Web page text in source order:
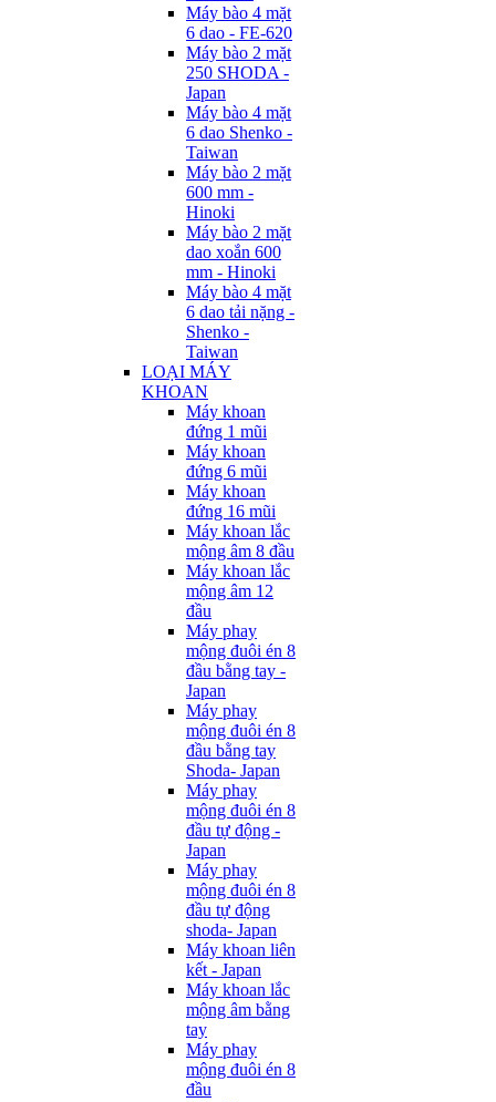
Máy bào 4 mặt
6 dao - FE-620
Máy bào 2 mặt
250 SHODA -
Japan
Máy bào 4 mặt
6 dao Shenko -
Taiwan
Máy bào 2 mặt
600 mm -
Hinoki
Máy bào 2 mặt
dao xoắn 600
mm - Hinoki
Máy bào 4 mặt
6 dao tải nặng -
Shenko -
Taiwan
LOẠI MÁY
KHOAN
Máy khoan
đứng 1 mũi
Máy khoan
đứng 6 mũi
Máy khoan
đứng 16 mũi
Máy khoan lắc
mộng âm 8 đầu
Máy khoan lắc
mộng âm 12
đầu
Máy phay
mộng đuôi én 8
đầu bằng tay -
Japan
Máy phay
mộng đuôi én 8
đầu bằng tay
Shoda- Japan
Máy phay
mộng đuôi én 8
đầu tự động -
Japan
Máy phay
mộng đuôi én 8
đầu tự động
shoda- Japan
Máy khoan liên
kết - Japan
Máy khoan lắc
mộng âm bằng
tay
Máy phay
mộng đuôi én 8
đầu